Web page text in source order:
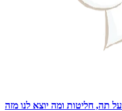
על תה, חליטות ומה יוצא לנו מזה